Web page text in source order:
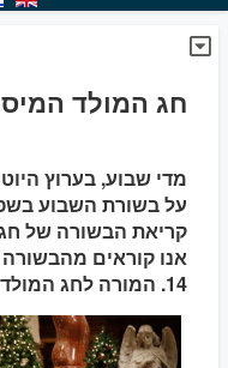
חג המולד
מדי שבוע, בערוץ
על בשורת השבוע
קריאת הבשורה של
14. המורה לחג המולד הזה הוא האב דוד.